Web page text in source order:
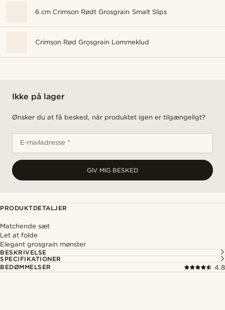
6 cm Crimson Rødt Grosgrain Smalt Slips
Crimson Rød Grosgrain Lommeklud
Ikke på lager
Ønsker du at få besked, når produktet igen er tilgængeligt?
E-mailadresse *
GIV MIG BESKED
PRODUKTDETALJER
Matchende sæt
Let at folde
Elegant grosgrain mønster
BESKRIVELSE
SPECIFIKATIONER
BEDØMMELSER
4.8